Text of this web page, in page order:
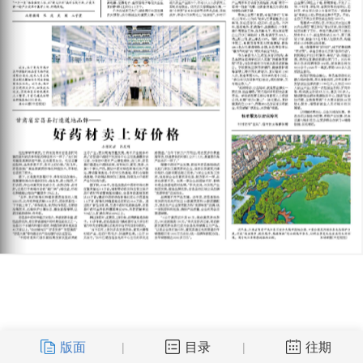
版面 | 目录 | 往期